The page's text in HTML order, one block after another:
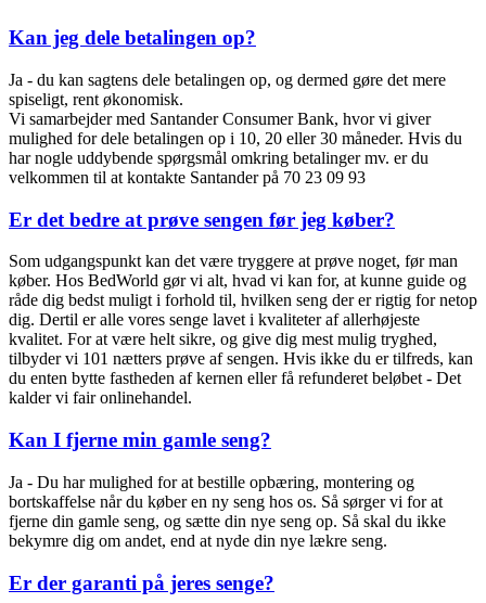
Kan jeg dele betalingen op?
Ja - du kan sagtens dele betalingen op, og dermed gøre det mere
spiseligt, rent økonomisk.
Vi samarbejder med Santander Consumer Bank, hvor vi giver
mulighed for dele betalingen op i 10, 20 eller 30 måneder. Hvis du
har nogle uddybende spørgsmål omkring betalinger mv. er du
velkommen til at kontakte Santander på 70 23 09 93
Er det bedre at prøve sengen før jeg køber?
Som udgangspunkt kan det være tryggere at prøve noget, før man
køber. Hos BedWorld gør vi alt, hvad vi kan for, at kunne guide og
råde dig bedst muligt i forhold til, hvilken seng der er rigtig for netop
dig. Dertil er alle vores senge lavet i kvaliteter af allerhøjeste
kvalitet. For at være helt sikre, og give dig mest mulig tryghed,
tilbyder vi 101 nætters prøve af sengen. Hvis ikke du er tilfreds, kan
du enten bytte fastheden af kernen eller få refunderet beløbet - Det
kalder vi fair onlinehandel.
Kan I fjerne min gamle seng?
Ja - Du har mulighed for at bestille opbæring, montering og
bortskaffelse når du køber en ny seng hos os. Så sørger vi for at
fjerne din gamle seng, og sætte din nye seng op. Så skal du ikke
bekymre dig om andet, end at nyde din nye lækre seng.
Er der garanti på jeres senge?